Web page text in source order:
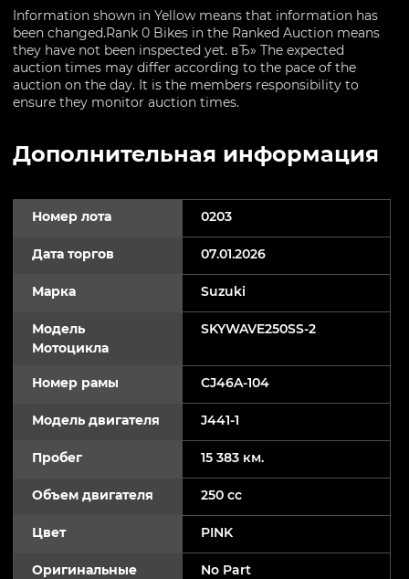
Information shown in Yellow means that information has
been changed.Rank 0 Bikes in the Ranked Auction means
they have not been inspected yet. вЂ» The expected
auction times may differ according to the pace of the
auction on the day. It is the members responsibility to
ensure they monitor auction times.
Дополнительная информация
Номер лота 0203
Дата торгов 07.01.2026
Марка Suzuki
Модель
Мотоцикла
SKYWAVE250SS-2
Номер рамы CJ46A-104
Модель двигателя J441-1
Пробег 15 383 км.
Объем двигателя 250 cc
Цвет PINK
Оригинальные
No Part